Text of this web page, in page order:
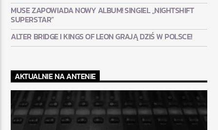
MUSE ZAPOWIADA NOWY ALBUM! SINGIEL „NIGHTSHIFT
SUPERSTAR”
ALTER BRIDGE I KINGS OF LEON GRAJĄ DZIŚ W POLSCE!
AKTUALNIE NA ANTENIE